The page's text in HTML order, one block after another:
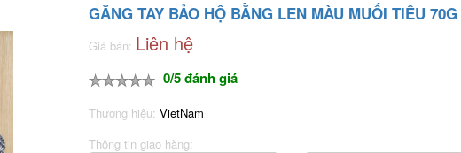
GĂNG TAY BẢO HỘ BẰNG LEN MÀU MUỐI TIÊU 70G
Giá bán: Liên hệ
0/5 đánh giá
Thương hiệu: VietNam
Thông tin giao hàng: